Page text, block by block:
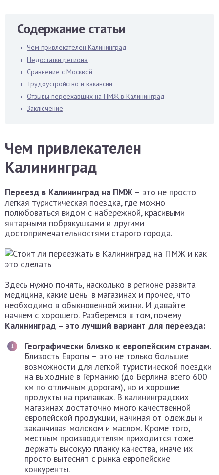
Содержание статьи
Чем привлекателен Калининград
Недостатки региона
Сравнение с Москвой
Трудоустройство и вакансии
Отзывы переехавших на ПМЖ в Калининград
Заключение
Чем привлекателен
Калининград
Переезд в Калининград на ПМЖ – это не просто
легкая туристическая поездка, где можно
полюбоваться видом с набережной, красивыми
янтарными побрякушками и другими
достопримечательностями старого города.
Здесь нужно понять, насколько в регионе развита
медицина, какие цены в магазинах и прочее, что
необходимо в обыкновенной жизни. И давайте
начнем с хорошего. Разберемся в том, почему
Калининград – это лучший вариант для переезда:
Географически близко к европейским странам.
Близость Европы – это не только большие
возможности для легкой туристической поездки
на выходные в Германию (до Берлина всего 600
км по отличным дорогам), но и хорошие
продукты на прилавках. В калининградских
магазинах достаточно много качественной
европейской продукции, начиная от одежды и
заканчивая молоком и маслом. Кроме того,
местным производителям приходится тоже
держать высокую планку качества, иначе их
просто вытеснят с рынка европейские
конкуренты.